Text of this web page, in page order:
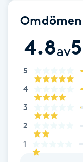
Celluliter
Coachning
Color correction
Omdömen
4.8av5
5
4
3
2
1